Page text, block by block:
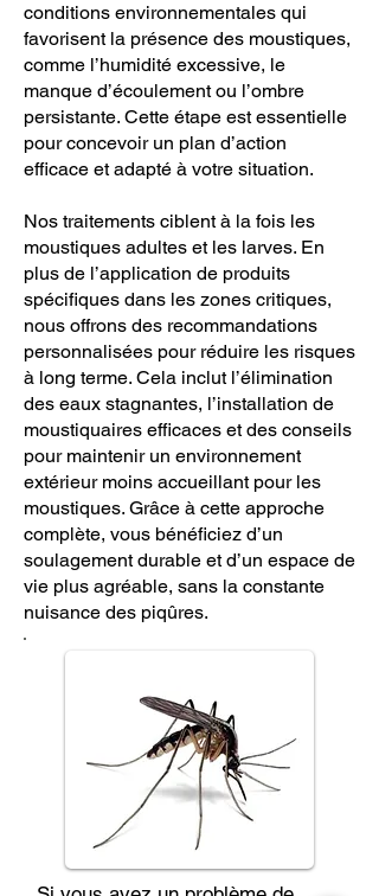
conditions environnementales qui
favorisent la présence des moustiques,
comme l’humidité excessive, le
manque d’écoulement ou l’ombre
persistante. Cette étape est essentielle
pour concevoir un plan d’action
efficace et adapté à votre situation.
Nos traitements ciblent à la fois les
moustiques adultes et les larves. En
plus de l’application de produits
spécifiques dans les zones critiques,
nous offrons des recommandations
personnalisées pour réduire les risques
à long terme. Cela inclut l’élimination
des eaux stagnantes, l’installation de
moustiquaires efficaces et des conseils
pour maintenir un environnement
extérieur moins accueillant pour les
moustiques. Grâce à cette approche
complète, vous bénéficiez d’un
soulagement durable et d’un espace de
vie plus agréable, sans la constante
nuisance des piqûres.